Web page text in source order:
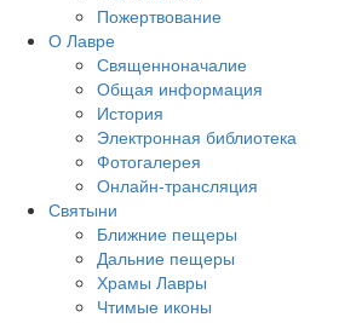
Пожертвование
О Лавре
Священноначалие
Общая информация
История
Электронная библиотека
Фотогалерея
Онлайн-трансляция
Святыни
Ближние пещеры
Дальние пещеры
Храмы Лавры
Чтимые иконы